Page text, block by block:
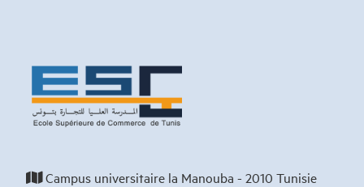
Campus universitaire la Manouba - 2010 Tunisie